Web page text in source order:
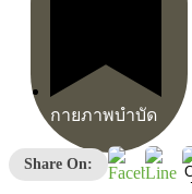
กายภาพบำบัด
Share On: